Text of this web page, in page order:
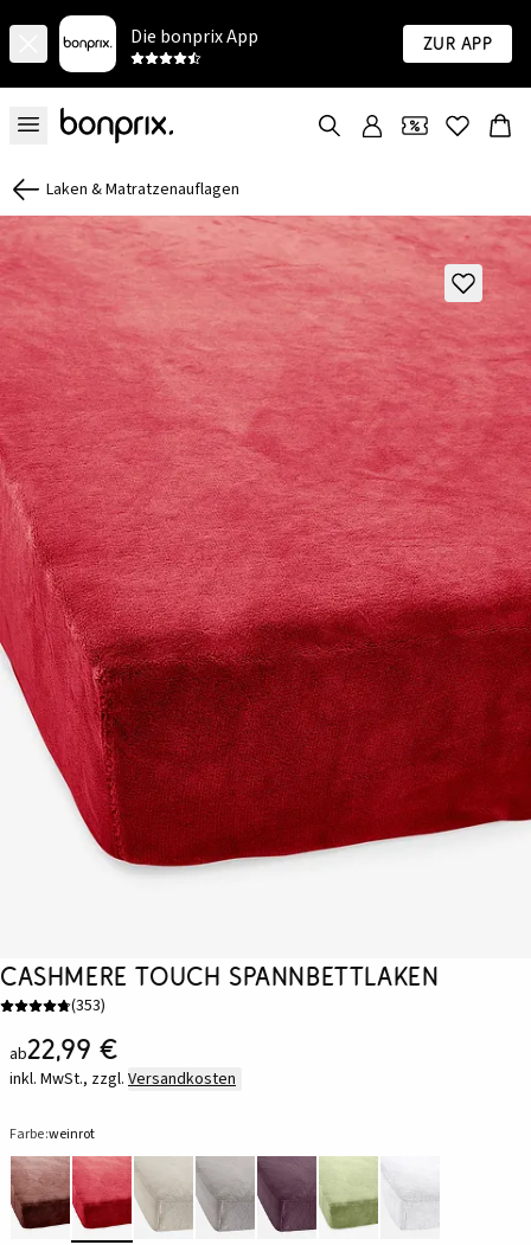
Die bonprix App Zur App
Laken & Matratzenauflagen
Cashmere Touch Spannbettlaken
(353)
ab22,99 €
inkl. MwSt., zzgl. Versandkosten
Farbe:weinrot